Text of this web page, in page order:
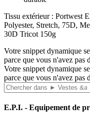
Tissu extérieur : Portwest
Polyester, Stretch, 75D,
30D Tricot 150g
Votre snippet dynamique
parce que vous n'avez pas
Votre snippet dynamique
parce que vous n'avez pas
E.P.I. - Equipement de